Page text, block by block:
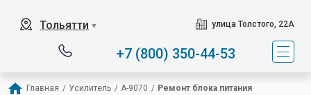
Тольятти ▼ улица Толстого, 22А
+7 (800) 350-44-53
Главная / Усилитель / A-9070 / Ремонт блока питания